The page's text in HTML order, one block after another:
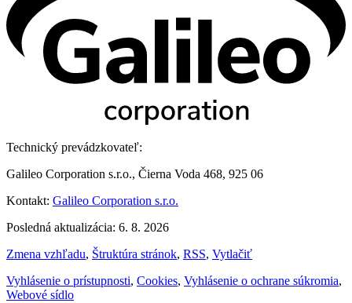
Technický prevádzkovateľ:
Galileo Corporation s.r.o., Čierna Voda 468, 925 06
Kontakt: Galileo Corporation s.r.o.
Posledná aktualizácia: 6. 8. 2026
Zmena vzhľadu, Štruktúra stránok, RSS, Vytlačiť
Vyhlásenie o prístupnosti, Cookies, Vyhlásenie o ochrane súkromia,
Webové sídlo